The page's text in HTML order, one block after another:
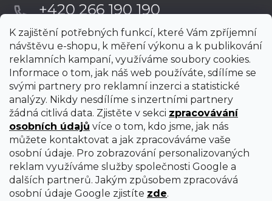
K zajištění potřebných funkcí, které Vám zpříjemní
návštěvu e-shopu, k měření výkonu a k publikování
reklamních kampaní, využíváme soubory cookies.
Informace o tom, jak náš web používáte, sdílíme se
svými partnery pro reklamní inzerci a statistické
analýzy. Nikdy nesdílíme s inzertními partnery
žádná citlivá data. Zjistěte v sekci zpracovávání
osobních údajů více o tom, kdo jsme, jak nás
můžete kontaktovat a jak zpracováváme vaše
osobní údaje. Pro zobrazování personalizovaných
reklam využíváme služby společnosti Google a
dalších partnerů. Jakým způsobem zpracovává
osobní údaje Google zjistíte zde.
+420 266 190 190